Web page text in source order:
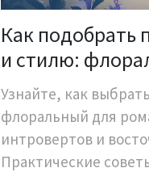
Как подобрать
и стилю:
восточный
Узнайте, как
флоральный для
интровертов и
Практические